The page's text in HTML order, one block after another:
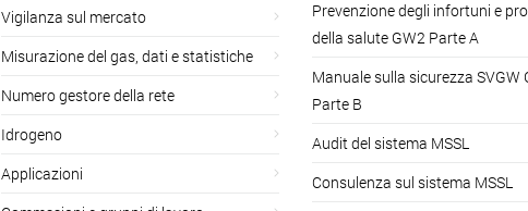
Vigilanza sul mercato
Misurazione del gas, dati e statistiche
Numero gestore della rete
Idrogeno
Applicazioni
Prevenzione degli infortuni e
della salute GW2 Parte A
Manuale sulla sicurezza SVGW
Parte B
Audit del sistema MSSL
Consulenza sul sistema MSSL